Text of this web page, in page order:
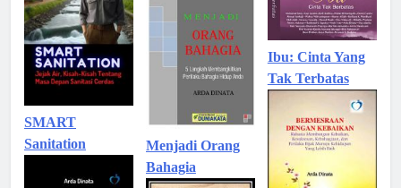
SMART
Sanitation
Menjadi Orang
Bahagia
Ibu: Cinta Yang
Tak Terbatas